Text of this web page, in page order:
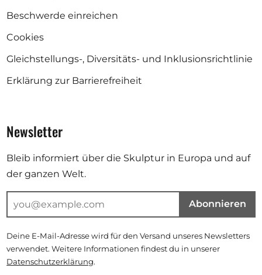
Beschwerde einreichen
Cookies
Gleichstellungs-, Diversitäts- und Inklusionsrichtlinie
Erklärung zur Barrierefreiheit
Newsletter
Bleib informiert über die Skulptur in Europa und auf
der ganzen Welt.
Abonnieren
Deine E-Mail-Adresse wird für den Versand unseres Newsletters
verwendet. Weitere Informationen findest du in unserer
Datenschutzerklärung.